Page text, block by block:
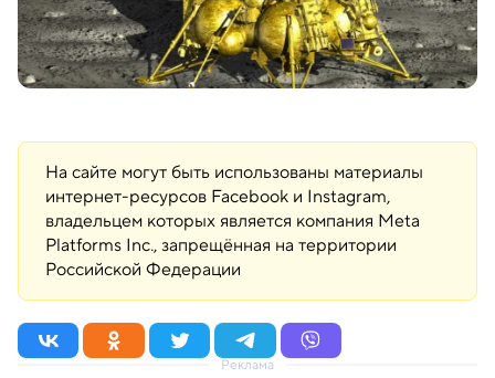
На сайте могут быть использованы материалы
интернет-ресурсов Facebook и Instagram,
владельцем которых является компания Meta
Platforms Inc., запрещённая на территории
Российской Федерации
Реклама